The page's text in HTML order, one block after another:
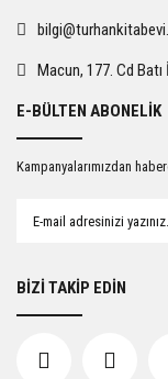
Macun, 177. Cd
E-BÜLTEN ABONELİK
Kampanyalarımızdan
BİZİ TAKİP EDİN